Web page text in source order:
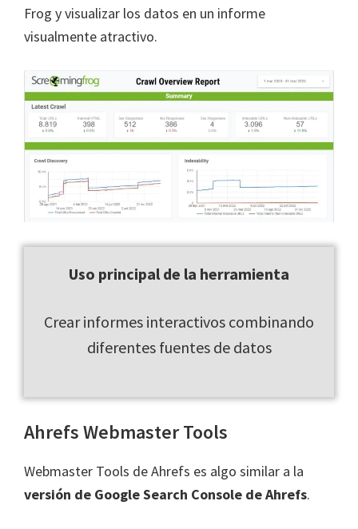
Frog y visualizar los datos en un informe
visualmente atractivo.
Uso principal de la herramienta
Crear informes interactivos combinando
diferentes fuentes de datos
Ahrefs Webmaster Tools
Webmaster Tools de Ahrefs es algo similar a la
versión de Google Search Console de Ahrefs.